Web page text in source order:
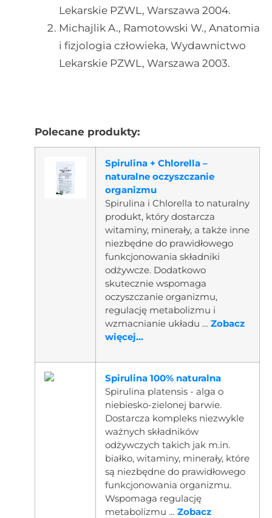
Lekarskie PZWL, Warszawa 2004.
Michajlik A., Ramotowski W., Anatomia
i fizjologia człowieka, Wydawnictwo
Lekarskie PZWL, Warszawa 2003.
Polecane produkty:
Spirulina + Chlorella –
naturalne oczyszczanie
organizmu
Spirulina i Chlorella to naturalny
produkt, który dostarcza
witaminy, minerały, a także inne
niezbędne do prawidłowego
funkcjonowania składniki
odżywcze. Dodatkowo
skutecznie wspomaga
oczyszczanie organizmu,
regulację metabolizmu i
wzmacnianie układu … Zobacz
więcej...
Spirulina 100% naturalna
Spirulina platensis - alga o
niebiesko-zielonej barwie.
Dostarcza kompleks niezwykle
ważnych składników
odżywczych takich jak m.in.
białko, witaminy, minerały, które
są niezbędne do prawidłowego
funkcjonowania organizmu.
Wspomaga regulację
metabolizmu … Zobacz